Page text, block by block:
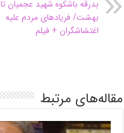
بدرقه باشکوه شهید عجمیان تا
بهشت/ فریادهای مردم علیه
اغتشاشگران + فیلم
مقاله‌های مرتبط